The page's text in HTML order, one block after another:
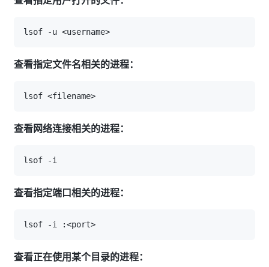
查看指定文件名相关的进程：
查看网络连接相关的进程：
查看指定端口相关的进程：
查看正在使用某个目录的进程：